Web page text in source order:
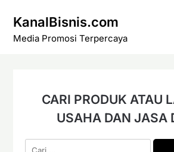
content
KanalBisnis.com
Media Promosi Terpercaya
CARI PRODUK ATAU
USAHA DAN JASA
Cari